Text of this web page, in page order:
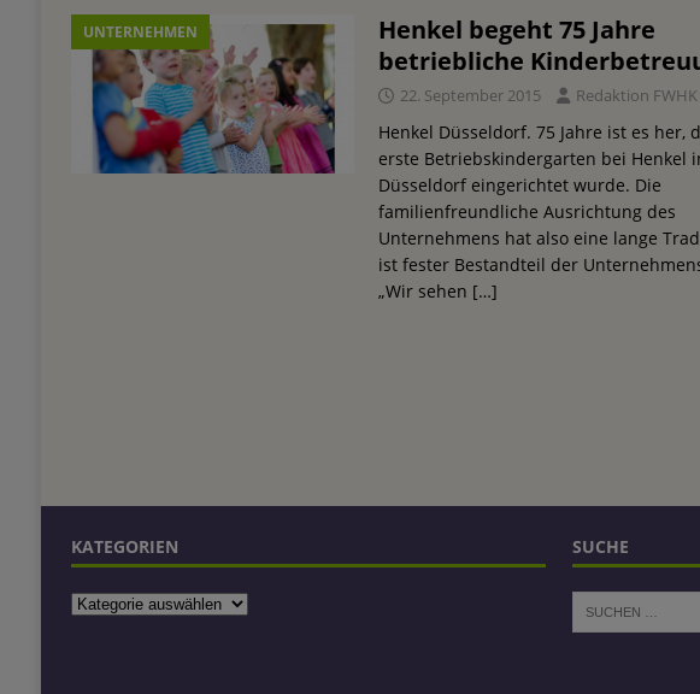
UNTERNEHMEN
Henkel begeht 75 Jahre
betriebliche
22. September 2015 Redaktion FWHK
Henkel Düsseldorf. 75 Jahre ist es her,
erste Betriebskindergarten bei Henkel
Düsseldorf eingerichtet wurde. Die
familienfreundliche Ausrichtung des
Unternehmens hat also eine lange
ist fester Bestandteil der
„Wir sehen […]
KATEGORIEN SUCHE